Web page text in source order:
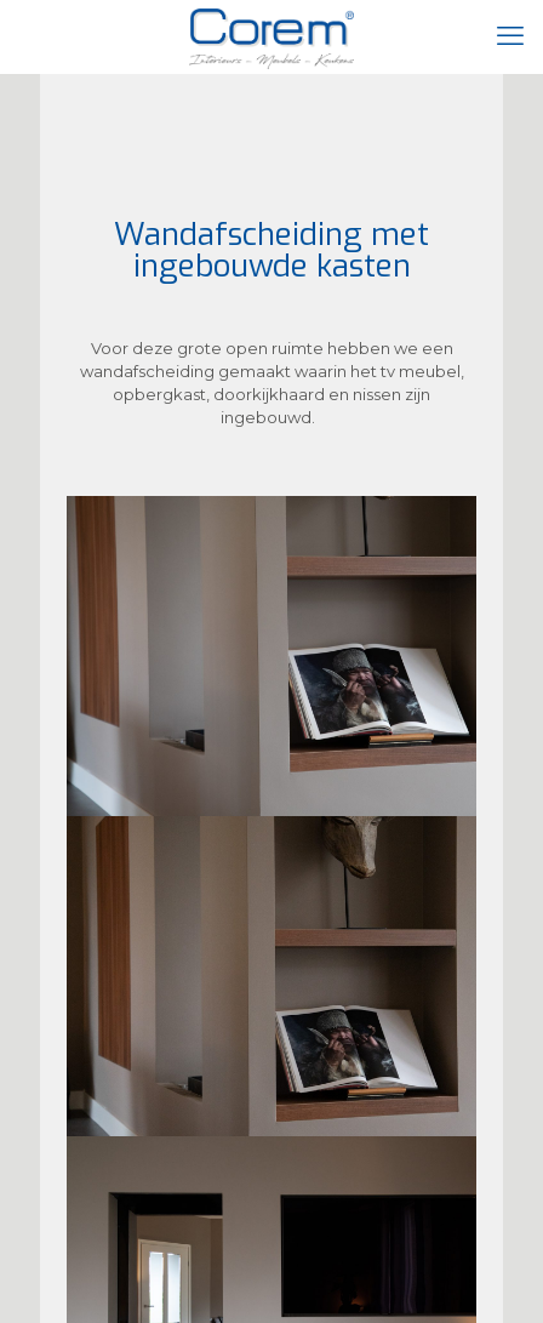
Wandafscheiding met
ingebouwde kasten
Voor deze grote open ruimte hebben we een
wandafscheiding gemaakt waarin het tv meubel,
opbergkast, doorkijkhaard en nissen zijn
ingebouwd.